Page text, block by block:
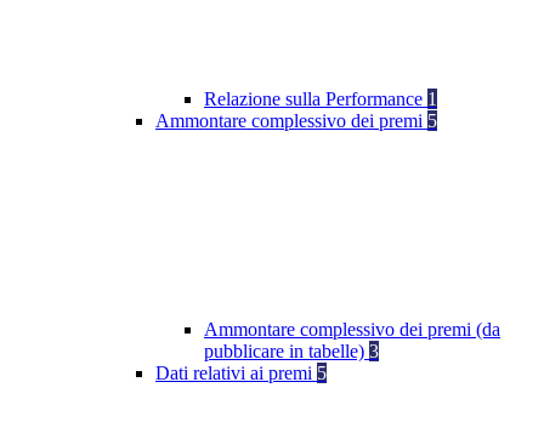
Relazione sulla Performance 1
Ammontare complessivo dei premi 5
Ammontare complessivo dei premi (da
pubblicare in tabelle) 3
Dati relativi ai premi 5